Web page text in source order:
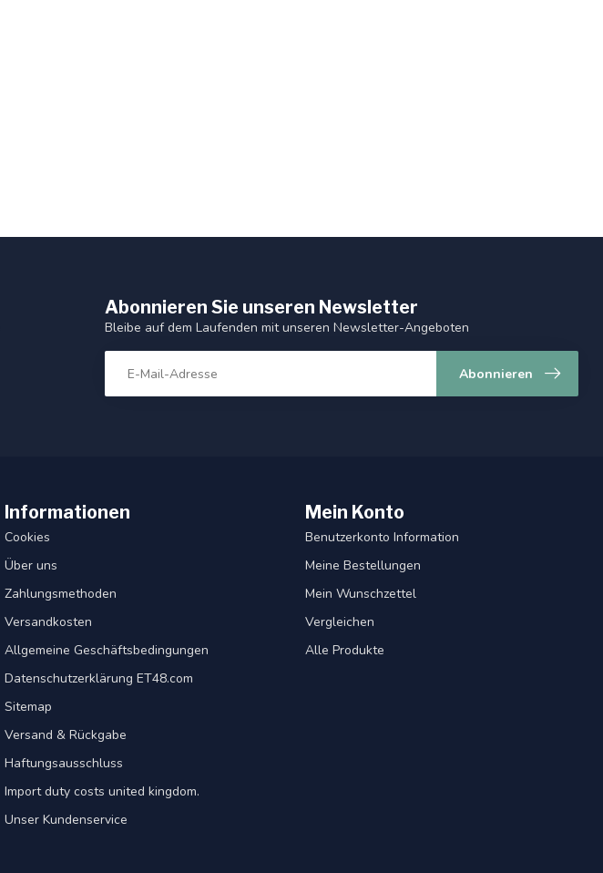
Abonnieren Sie unseren Newsletter
Bleibe auf dem Laufenden mit unseren Newsletter-Angeboten
Abonnieren
Informationen
Cookies
Über uns
Zahlungsmethoden
Versandkosten
Allgemeine Geschäftsbedingungen
Datenschutzerklärung ET48.com
Sitemap
Versand & Rückgabe
Haftungsausschluss
Import duty costs united kingdom.
Unser Kundenservice
Mein Konto
Benutzerkonto Information
Meine Bestellungen
Mein Wunschzettel
Vergleichen
Alle Produkte